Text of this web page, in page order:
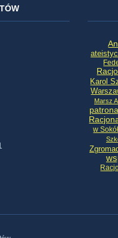
Karol
Marsz
w